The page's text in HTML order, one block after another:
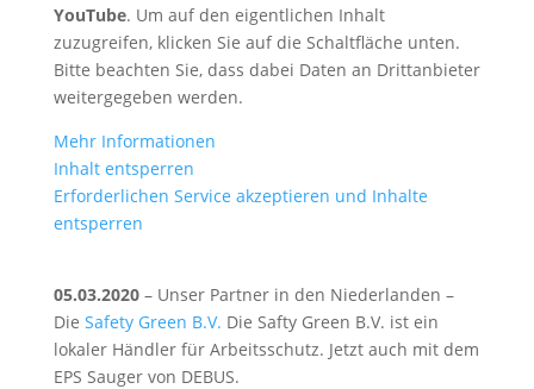
YouTube. Um auf den eigentlichen Inhalt
zuzugreifen, klicken Sie auf die Schaltfläche unten.
Bitte beachten Sie, dass dabei Daten an Drittanbieter
weitergegeben werden.
Mehr Informationen
Inhalt entsperren
Erforderlichen Service akzeptieren und Inhalte
entsperren
05.03.2020– Unser Partner in den Niederlanden –
Die Safety Green B.V. Die Safty Green B.V. ist ein
lokaler Händler für Arbeitsschutz. Jetzt auch mit dem
EPS Sauger von DEBUS.